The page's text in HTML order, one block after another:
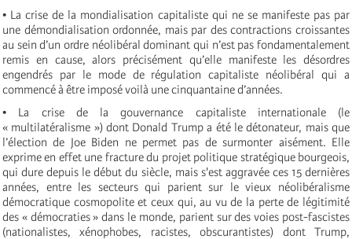
• La crise de la mondialisation capitaliste qui ne se manifeste pas par
une démondialisation ordonnée, mais par des contractions croissantes
au sein d’un ordre néolibéral dominant qui n’est pas fondamentalement
remis en cause, alors précisément qu’elle manifeste les désordres
engendrés par le mode de régulation capitaliste néolibéral qui a
commencé à être imposé voilà une cinquantaine d’années.
• La crise de la gouvernance capitaliste internationale (le
« multilatéralisme ») dont Donald Trump a été le détonateur, mais que
l’élection de Joe Biden ne permet pas de surmonter aisément. Elle
exprime en effet une fracture du projet politique stratégique bourgeois,
qui dure depuis le début du siècle, mais s'est aggravée ces 15 dernières
années, entre les secteurs qui parient sur le vieux néolibéralisme
démocratique cosmopolite et ceux qui, au vu de la perte de légitimité
des « démocraties » dans le monde, parient sur des voies post-fascistes
(nationalistes, xénophobes, racistes, obscurantistes) dont Trump,